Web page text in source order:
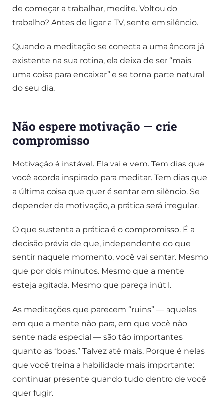
de começar a trabalhar, medite. Voltou do
trabalho? Antes de ligar a TV, sente em silêncio.
Quando a meditação se conecta a uma âncora já
existente na sua rotina, ela deixa de ser “mais
uma coisa para encaixar” e se torna parte natural
do seu dia.
Não espere motivação — crie
compromisso
Motivação é instável. Ela vai e vem. Tem dias que
você acorda inspirado para meditar. Tem dias que
a última coisa que quer é sentar em silêncio. Se
depender da motivação, a prática será irregular.
O que sustenta a prática é o compromisso. É a
decisão prévia de que, independente do que
sentir naquele momento, você vai sentar. Mesmo
que por dois minutos. Mesmo que a mente
esteja agitada. Mesmo que pareça inútil.
As meditações que parecem “ruins” — aquelas
em que a mente não para, em que você não
sente nada especial — são tão importantes
quanto as “boas.” Talvez até mais. Porque é nelas
que você treina a habilidade mais importante:
continuar presente quando tudo dentro de você
quer fugir.